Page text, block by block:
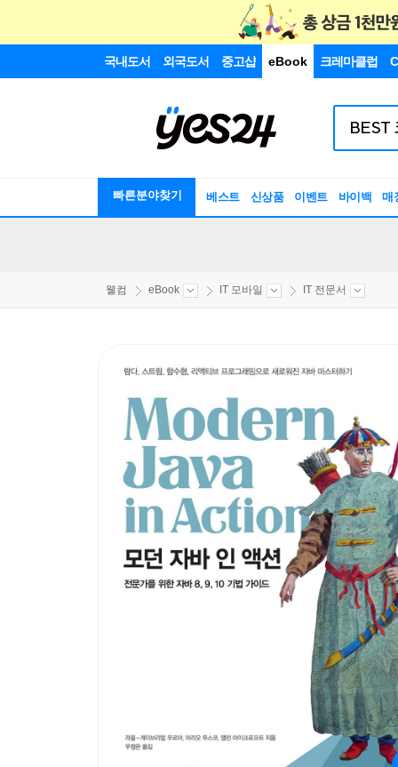
국내도서 외국도서 중고샵 eBook 크레마클럽
빠른분야찾기 베스트 신상품 이벤트 바이백 매
웰컴 eBook IT 모바일 IT 전문서